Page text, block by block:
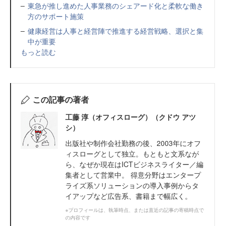
東急が推し進めた人事業務のシェアード化と柔軟な働き
方のサポート施策
健康経営は人事と経営陣で推進する経営戦略、選択と集
中が重要
もっと読む
この記事の著者
工藤 淳（オフィスローグ）（クドウ アツ
シ）
出版社や制作会社勤務の後、2003年にオフ
ィスローグとして独立。もともと文系なが
ら、なぜか現在はICTビジネスライター／編
集者として営業中。 得意分野はエンタープ
ライズ系ソリューションの導入事例からタ
イアップなど広告系、書籍まで幅広く。
※プロフィールは、執筆時点、または直近の記事の寄稿時点で
の内容です